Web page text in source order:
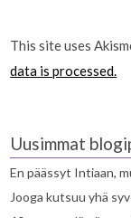
This site uses
data is processed.
Uusimmat
En päässyt Intiaan,
Jooga kutsuu yhä